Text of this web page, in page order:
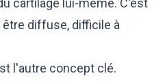
cartilage lui-même. C'est
diffuse, difficile à
l'autre concept clé.